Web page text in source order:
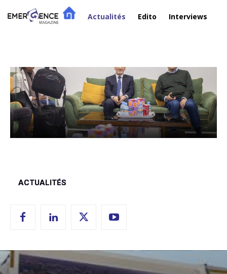
Actualités Edito Interviews
ACTUALITÉS